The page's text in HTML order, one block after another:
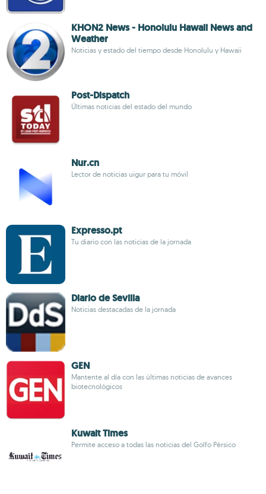
KHON2 News - Honolulu Hawaii News and
Weather
Noticias y estado del tiempo desde Honolulu y Hawaii
Post-Dispatch
Últimas noticias del estado del mundo
Nur.cn
Lector de noticias uigur para tu móvil
Expresso.pt
Tu diario con las noticias de la jornada
Diario de Sevilla
Noticias destacadas de la jornada
GEN
Mantente al día con las últimas noticias de avances
biotecnológicos
Kuwait Times
Permite acceso a todas las noticias del Golfo Pérsico